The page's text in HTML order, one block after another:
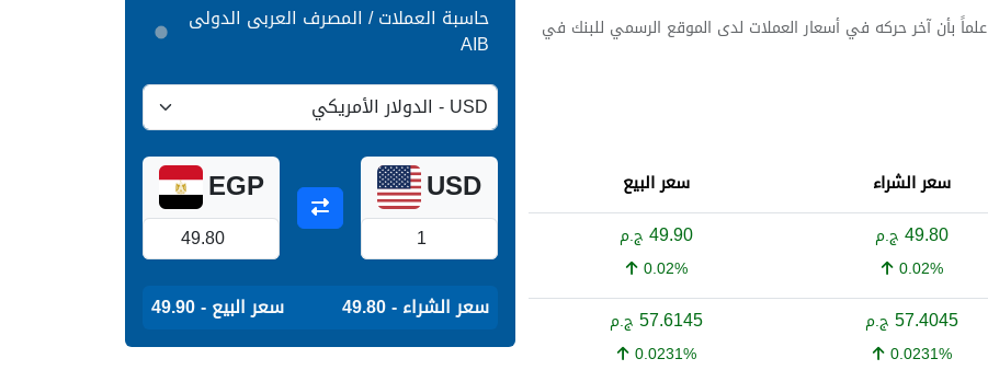
جدول اسعار العملات في المصرف العربى الدولى AIB علماً بأن آخر حركه في أسعار العملات لدى الموقع الرسمي للبنك في
سعر الشراء سعر البيع
49.80 ج.م
0.02%
49.90 ج.م
0.02%
57.4045 ج.م
0.0231%
57.6145 ج.م
0.0231%
حاسبة العملات / المصرف العربى الدولى
AIB
USD
EGP
سعر الشراء - 49.80 سعر البيع - 49.90